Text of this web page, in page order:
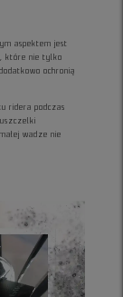
aspektem jest
które nie tylko
ochronią
ridera podczas
wadze nie